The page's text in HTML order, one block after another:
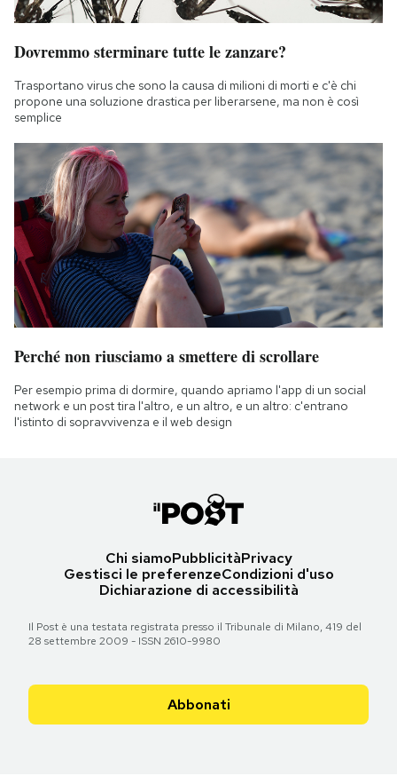
Dovremmo sterminare tutte le zanzare?
Trasportano virus che sono la causa di milioni di morti e c'è chi
propone una soluzione drastica per liberarsene, ma non è così
semplice
Perché non riusciamo a smettere di scrollare
Per esempio prima di dormire, quando apriamo l'app di un social
network e un post tira l'altro, e un altro, e un altro: c'entrano
l'istinto di sopravvivenza e il web design
Chi siamoPubblicitàPrivacy
Gestisci le preferenzeCondizioni d'uso
Dichiarazione di accessibilità
Il Post è una testata registrata presso il Tribunale di Milano, 419 del
28 settembre 2009 - ISSN 2610-9980
Abbonati